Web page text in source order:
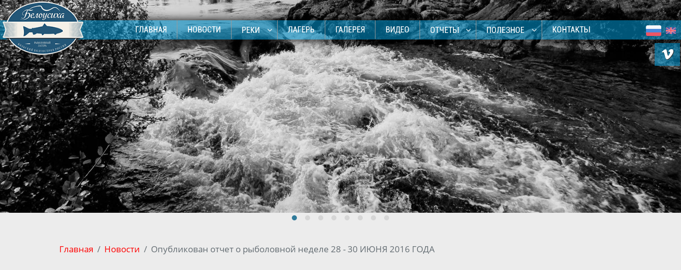
ГЛАВНАЯ НОВОСТИ РЕКИ ЛАГЕРЬ ГАЛЕРЕЯ ВИДЕО ОТЧЕТЫ ПОЛЕЗНОЕ КОНТАКТЫ
Главная Новости Опубликован отчет о рыболовной неделе 28 - 30 ИЮНЯ 2016 ГОДА